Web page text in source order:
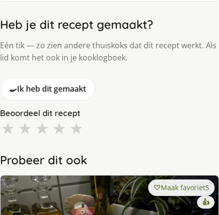
Heb je dit recept gemaakt?
Eén tik — zo zien andere thuiskoks dat dit recept werkt. Als
lid komt het ook in je kooklogboek.
🍳Ik heb dit gemaakt
Beoordeel dit recept
★ ★ ★ ★ ★
Probeer dit ook
Maak favoriet5
👍